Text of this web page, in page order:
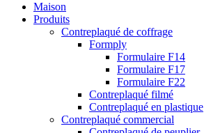
Maison
Produits
Contreplaqué de coffrage
Formply
Formulaire F14
Formulaire F17
Formulaire F22
Contreplaqué filmé
Contreplaqué en plastique
Contreplaqué commercial